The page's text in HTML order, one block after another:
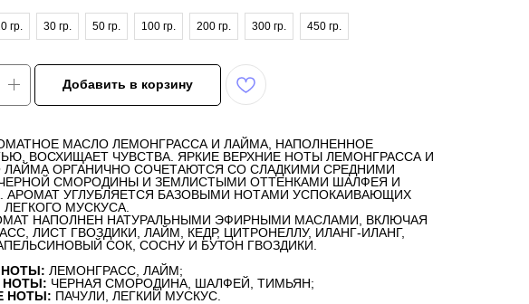
гр. 30 гр. 50 гр. 100 гр. 200 гр. 300 гр. 450 гр.
Добавить в корзину
МАСЛО ЛЕМОНГРАССА И ЛАЙМА, НАПОЛНЕННОЕ
ВОСХИЩАЕТ ЧУВСТВА. ЯРКИЕ ВЕРХНИЕ НОТЫ ЛЕМОНГРАССА И
ЛАЙМА ОРГАНИЧНО СОЧЕТАЮТСЯ СО СЛАДКИМИ СРЕДНИМИ
СМОРОДИНЫ И ЗЕМЛИСТЫМИ ОТТЕНКАМИ ШАЛФЕЯ И
АРОМАТ УГЛУБЛЯЕТСЯ БАЗОВЫМИ НОТАМИ УСПОКАИВАЮЩИХ
ЛЕГКОГО МУСКУСА.
НАПОЛНЕН НАТУРАЛЬНЫМИ ЭФИРНЫМИ МАСЛАМИ, ВКЛЮЧАЯ
ЛИСТ ГВОЗДИКИ, ЛАЙМ, КЕДР, ЦИТРОНЕЛЛУ, ИЛАНГ-ИЛАНГ,
СОК, СОСНУ И БУТОН ГВОЗДИКИ.
НОТЫ: ЛЕМОНГРАСС, ЛАЙМ;
НОТЫ: ЧЕРНАЯ СМОРОДИНА, ШАЛФЕЙ, ТИМЬЯН;
НОТЫ: ПАЧУЛИ, ЛЕГКИЙ МУСКУС.